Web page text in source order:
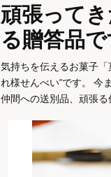
頑張って
る贈答品
気持ちを伝えるお菓子
れ様せんべい”です。 今
仲間への送別品、頑張る